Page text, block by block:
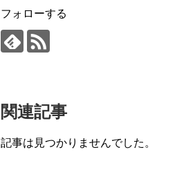
フォローする
関連記事
記事は見つかりませんでした。